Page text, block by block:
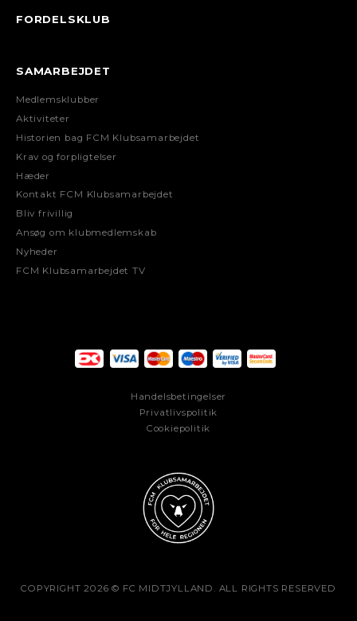
FORDELSKLUB
SAMARBEJDET
Medlemsklubber
Aktiviteter
Historien bag FCM Klubsamarbejdet
Krav og forpligtelser
Hæder
Kontakt FCM Klubsamarbejdet
Bliv frivillig
Ansøg om klubmedlemskab
Nyheder
FCM Klubsamarbejdet TV
Handelsbetingelser
Privatlivspolitik
Cookiepolitik
COPYRIGHT 2026 © FC MIDTJYLLAND. ALL RIGHTS RESERVED